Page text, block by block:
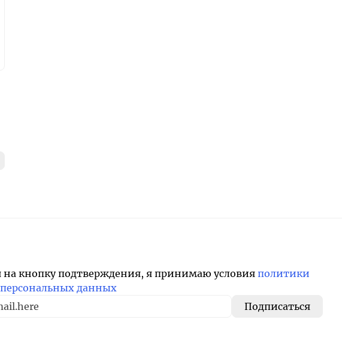
кнопку подтверждения, я принимаю условияполитики
данных